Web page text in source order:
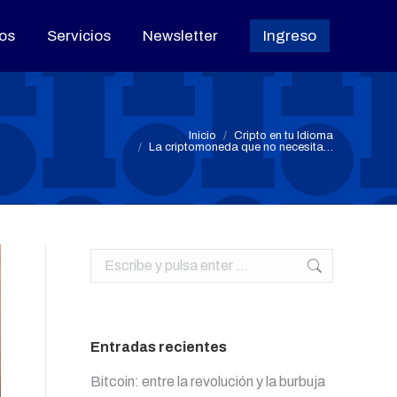
Servicios Newsletter Ingreso
Inicio
Cripto en tu Idioma
La criptomoneda que no necesita…
Buscar:
Entradas recientes
Bitcoin: entre la revolución y la burbuja
Servicios Newsletter Ingreso